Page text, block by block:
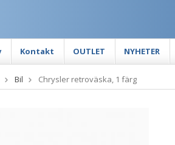
Kontakt OUTLET NYHETER
Bil Chrysler retroväska, 1 färg